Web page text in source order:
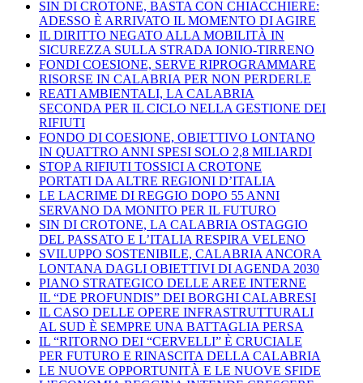
SIN DI CROTONE, BASTA CON CHIACCHIERE:
ADESSO È ARRIVATO IL MOMENTO DI AGIRE
IL DIRITTO NEGATO ALLA MOBILITÀ IN
SICUREZZA SULLA STRADA IONIO-TIRRENO
FONDI COESIONE, SERVE RIPROGRAMMARE
RISORSE IN CALABRIA PER NON PERDERLE
REATI AMBIENTALI, LA CALABRIA
SECONDA PER IL CICLO NELLA GESTIONE DEI
RIFIUTI
FONDO DI COESIONE, OBIETTIVO LONTANO
IN QUATTRO ANNI SPESI SOLO 2,8 MILIARDI
STOP A RIFIUTI TOSSICI A CROTONE
PORTATI DA ALTRE REGIONI D’ITALIA
LE LACRIME DI REGGIO DOPO 55 ANNI
SERVANO DA MONITO PER IL FUTURO
SIN DI CROTONE, LA CALABRIA OSTAGGIO
DEL PASSATO E L’ITALIA RESPIRA VELENO
SVILUPPO SOSTENIBILE, CALABRIA ANCORA
LONTANA DAGLI OBIETTIVI DI AGENDA 2030
PIANO STRATEGICO DELLE AREE INTERNE
IL “DE PROFUNDIS” DEI BORGHI CALABRESI
IL CASO DELLE OPERE INFRASTRUTTURALI
AL SUD È SEMPRE UNA BATTAGLIA PERSA
IL “RITORNO DEI “CERVELLI” È CRUCIALE
PER FUTURO E RINASCITA DELLA CALABRIA
LE NUOVE OPPORTUNITÀ E LE NUOVE SFIDE